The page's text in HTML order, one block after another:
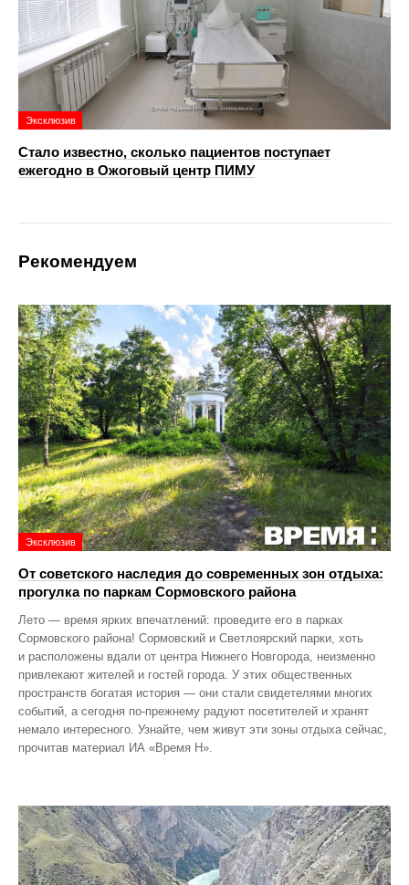
Эксклюзив
Стало известно, сколько пациентов поступает
ежегодно в Ожоговый центр ПИМУ
Рекомендуем
Эксклюзив
От советского наследия до современных зон отдыха:
прогулка по паркам Сормовского района
Лето — время ярких впечатлений: проведите его в парках
Сормовского района! Сормовский и Светлоярский парки, хоть
и расположены вдали от центра Нижнего Новгорода, неизменно
привлекают жителей и гостей города. У этих общественных
пространств богатая история — они стали свидетелями многих
событий, а сегодня по‑прежнему радуют посетителей и хранят
немало интересного. Узнайте, чем живут эти зоны отдыха сейчас,
прочитав материал ИА «Время Н».